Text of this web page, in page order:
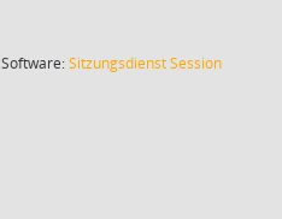
Software:SitzungsdienstSession(Wird in